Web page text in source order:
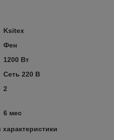
Ksitex
Фен
1200 Вт
Сеть 220 В
2
6 мес